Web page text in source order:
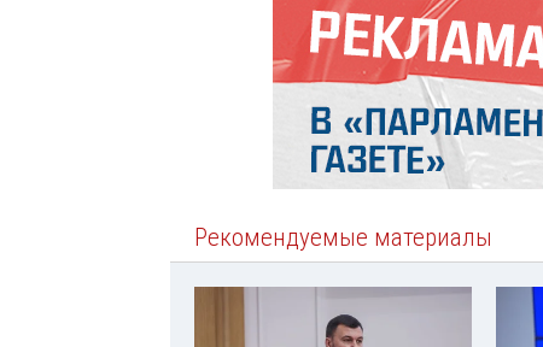
Рекомендуемые материалы